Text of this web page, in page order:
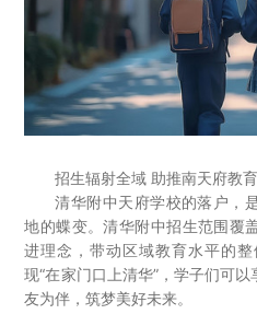
招生辐射全域 助推南天府教
清华附中天府学校的落户，
地的蝶变。清华附中招生范围覆
进理念，带动区域教育水平的
现“在家门口上清华”，学子们可
友为伴，筑梦美好未来。